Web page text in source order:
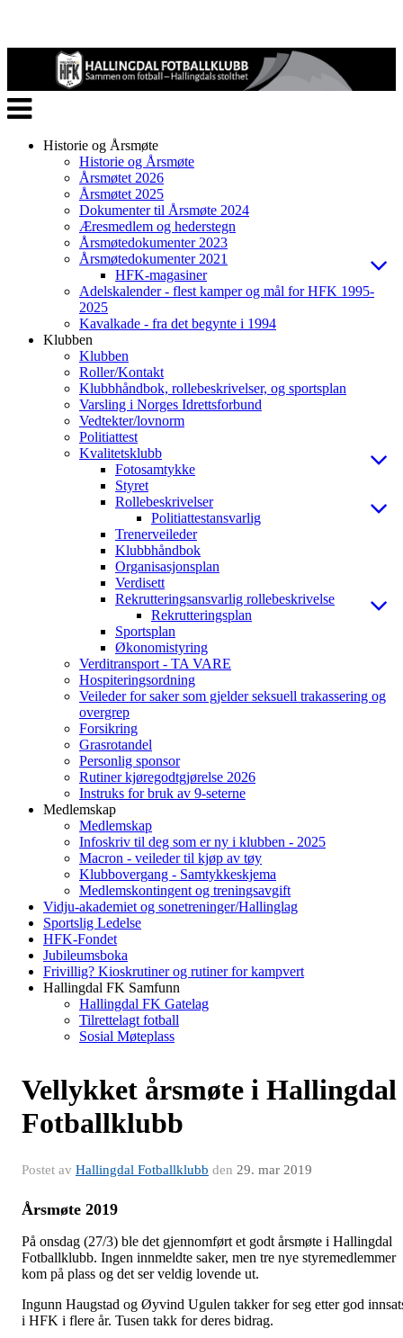
Veksle
navigasjon
Historie og Årsmøte
Historie og Årsmøte
Årsmøtet 2026
Årsmøtet 2025
Dokumenter til Årsmøte 2024
Æresmedlem og hederstegn
Årsmøtedokumenter 2023
Årsmøtedokumenter 2021
HFK-magasiner
Adelskalender - flest kamper og mål for HFK 1995-
2025
Kavalkade - fra det begynte i 1994
Klubben
Klubben
Roller/Kontakt
Klubbhåndbok, rollebeskrivelser, og sportsplan
Varsling i Norges Idrettsforbund
Vedtekter/lovnorm
Politiattest
Kvalitetsklubb
Fotosamtykke
Styret
Rollebeskrivelser
Politiattestansvarlig
Trenerveileder
Klubbhåndbok
Organisasjonsplan
Verdisett
Rekrutteringsansvarlig rollebeskrivelse
Rekrutteringsplan
Sportsplan
Økonomistyring
Verditransport - TA VARE
Hospiteringsordning
Veileder for saker som gjelder seksuell trakassering og
overgrep
Forsikring
Grasrotandel
Personlig sponsor
Rutiner kjøregodtgjørelse 2026
Instruks for bruk av 9-seterne
Medlemskap
Medlemskap
Infoskriv til deg som er ny i klubben - 2025
Macron - veileder til kjøp av tøy
Klubbovergang - Samtykkeskjema
Medlemskontingent og treningsavgift
Vidju-akademiet og sonetreninger/Hallinglag
Sportslig Ledelse
HFK-Fondet
Jubileumsboka
Frivillig? Kioskrutiner og rutiner for kampvert
Hallingdal FK Samfunn
Hallingdal FK Gatelag
Tilrettelagt fotball
Sosial Møteplass
Vellykket årsmøte i Hallingdal
Fotballklubb
Postet av Hallingdal Fotballklubb den 29. mar 2019
Årsmøte 2019
På onsdag (27/3) ble det gjennomført et godt årsmøte i Hallingdal
Fotballklubb. Ingen innmeldte saker, men tre nye styremedlemmer
kom på plass og det ser veldig lovende ut.
Ingunn Haugstad og Øyvind Ugulen takker for seg etter god
i HFK i flere år. Tusen takk for deres bidrag.